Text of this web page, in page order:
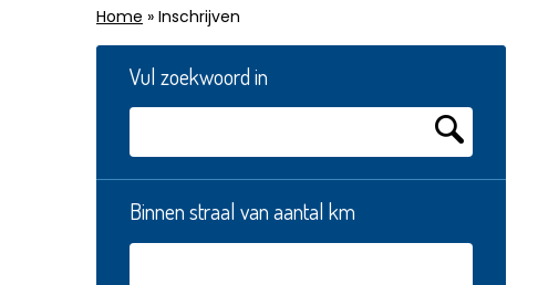
Home » Inschrijven
Vul zoekwoord in
Binnen straal van aantal km